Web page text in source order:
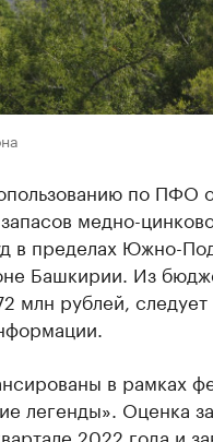
по ПФО
медно-
в пределах Южно-
Башкирии. Из
млн рублей,
в рамках
легенды». Оценка
2022 года и